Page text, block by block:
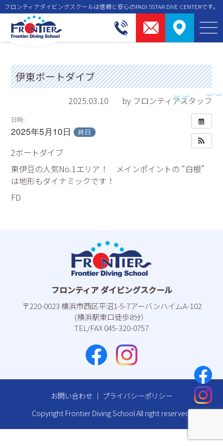
フロンティアダイビングスクールは信頼と安⼼のPADI 5STAR DIVE CENTERです。
伊東ボートダイブ
2025.03.10 by フロンティアスタッフ
日時:
2025年5月10日 終日
2ボートダイブ
東伊豆の人気No.1エリア！ メインポイントの “白根”
は地形もダイナミックです！
FD
フロンティア ダイビングスクール
〒220-0023 横浜市⻄区平沼1-5-7アーバンハイムA-102
(横浜駅東⼝徒歩8分）
TEL/FAX 045-320-0757
お問い合わせ ｜ プライバシーポリシー
Copyright Frontier Diving School All right reserved.